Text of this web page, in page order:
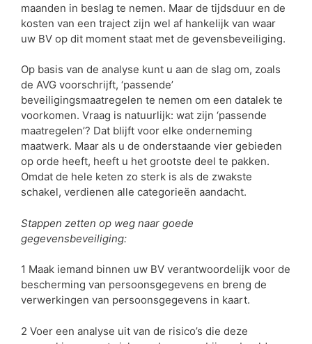
maanden in beslag te nemen. Maar de tijdsduur en de
kosten van een traject zijn wel af hankelijk van waar
uw BV op dit moment staat met de gevensbeveiliging.
Op basis van de analyse kunt u aan de slag om, zoals
de AVG voorschrijft, ‘passende’
beveiligingsmaatregelen te nemen om een datalek te
voorkomen. Vraag is natuurlijk: wat zijn ‘passende
maatregelen’? Dat blijft voor elke onderneming
maatwerk. Maar als u de onderstaande vier gebieden
op orde heeft, heeft u het grootste deel te pakken.
Omdat de hele keten zo sterk is als de zwakste
schakel, verdienen alle categorieën aandacht.
Stappen zetten op weg naar goede
gegevensbeveiliging:
1 Maak iemand binnen uw BV verantwoordelijk voor de
bescherming van persoonsgegevens en breng de
verwerkingen van persoonsgegevens in kaart.
2 Voer een analyse uit van de risico’s die deze